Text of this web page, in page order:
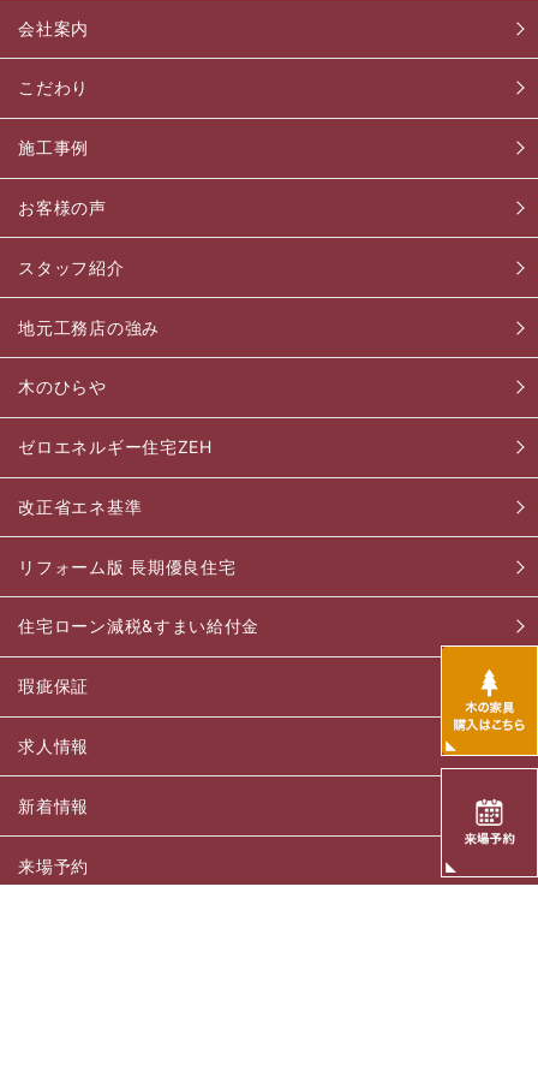
会社案内
こだわり
施工事例
お客様の声
スタッフ紹介
地元工務店の強み
木のひらや
ゼロエネルギー住宅ZEH
改正省エネ基準
リフォーム版 長期優良住宅
住宅ローン減税&すまい給付金
瑕疵保証
求人情報
新着情報
来場予約